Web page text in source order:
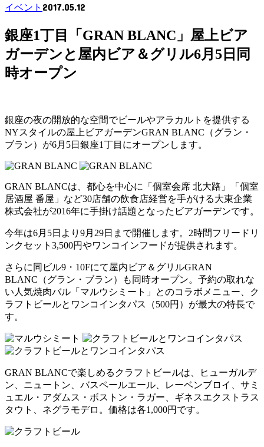
イベント 2017.05.12
銀座1丁目「GRAN BLANC」屋上ビア
ガーデンと屋内ビア＆グリル6月5日同
時オープン
銀座の夜の開放的な空間でビールやアラカルトを提供する
NYスタイルの屋上ビアガーデンGRAN BLANC（グラン・
ブラン）が6月5日銀座1丁目にオープンします。
GRAN BLANCは、都心を中心に「個室会席 北大路」「個室
居酒屋 番屋」など30店舗の飲食店経営を手がける大東企業
株式会社が2016年に手掛け話題となったビアガーデンです。
今年は6月5日より9月29日まで開催します。2時間フリードリ
ンクセット3,500円やワンコインフードが提供されます。
さらに同ビル9・10Fにて屋内ビア＆グリルGRAN
BLANC（グラン・ブラン）も同時オープン。予約の取れな
い人気焼肉バル「マルウシミート」とのコラボメニュー、ク
ラフトビールとワンコインタパス（500円）が最大の特長で
す。
GRAN BLANCで楽しめるクラフトビールは、ヒューガルデ
ン、ニュートン、バスペールエール、レーベンブロイ、サミ
ュエル・アダムス・ボストン・ラガー、ギネスエクストラス
タウト、ネグラモデロ。価格は各1,000円です。